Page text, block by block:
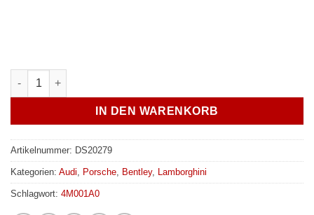
JXB CNC Upgrade für Mittellager - Audi 4M / Porsche
IN DEN WARENKORB
Artikelnummer: DS20279
Kategorien: Audi Porsche Bentley, Lamborghini
Schlagwort: 4M001A0